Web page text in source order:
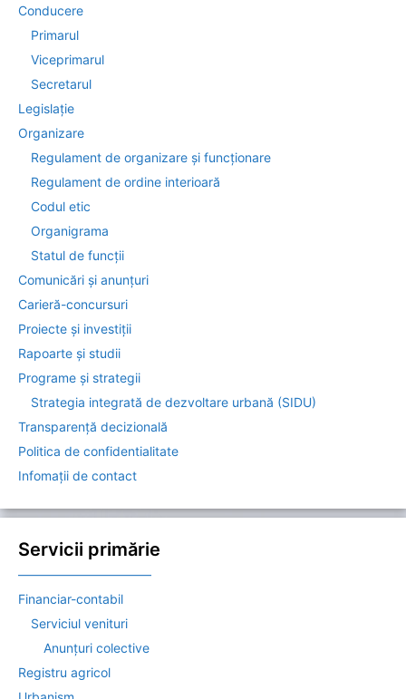
Conducere
Primarul
Viceprimarul
Secretarul
Legislație
Organizare
Regulament de organizare și funcționare
Regulament de ordine interioară
Codul etic
Organigrama
Statul de funcții
Comunicări și anunțuri
Carieră-concursuri
Proiecte și investiții
Rapoarte și studii
Programe și strategii
Strategia integrată de dezvoltare urbană (SIDU)
Transparență decizională
Politica de confidentialitate
Infomații de contact
Servicii primărie
——————————–
Financiar-contabil
Serviciul venituri
Anunțuri colective
Registru agricol